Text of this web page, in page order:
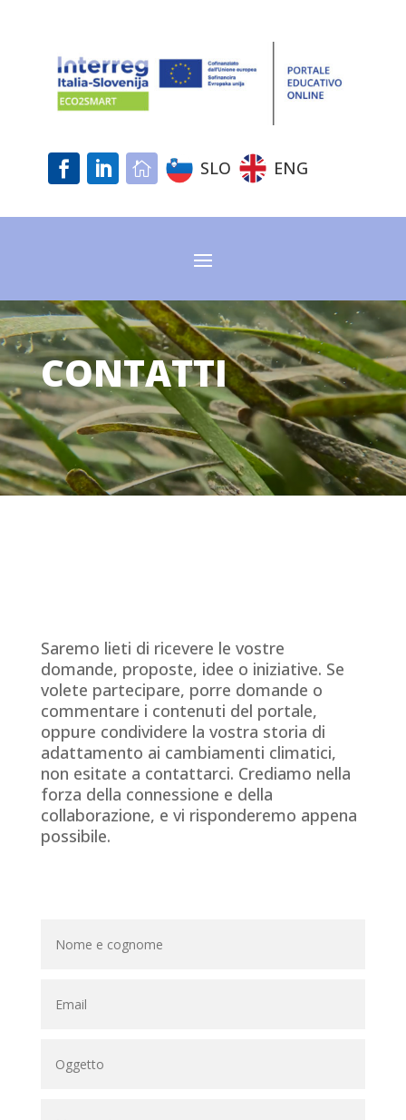
   SLO ENG
CONTATTI
Saremo lieti di ricevere le vostre
domande, proposte, idee o iniziative. Se
volete partecipare, porre domande o
commentare i contenuti del portale,
oppure condividere la vostra storia di
adattamento ai cambiamenti climatici,
non esitate a contattarci. Crediamo nella
forza della connessione e della
collaborazione, e vi risponderemo appena
possibile.